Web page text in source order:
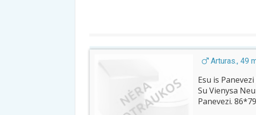
Arturas., 49
Esu is
Su Vienysa
Panevezi.